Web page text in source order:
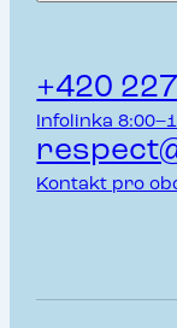
+420
Infolinka
Kontakt pro